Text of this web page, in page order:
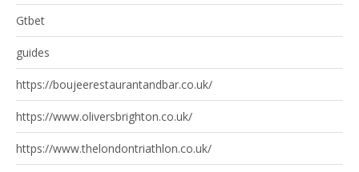
Gtbet
guides
https://boujeerestaurantandbar.co.uk/
https://www.oliversbrighton.co.uk/
https://www.thelondontriathlon.co.uk/